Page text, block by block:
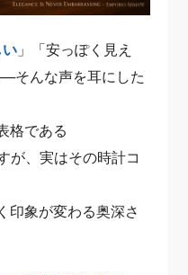
い 」「安っぽく見え
そんな声を耳にした
格である
が、実はその時計コ
印象が変わる奥深さ